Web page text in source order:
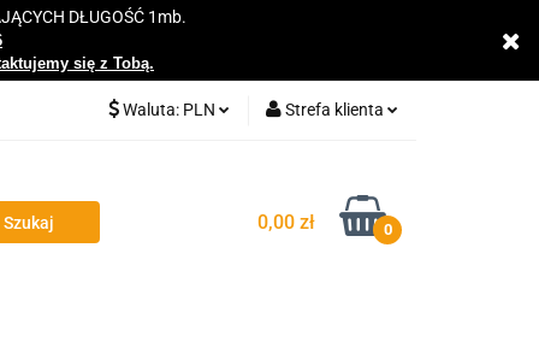
DŁUGOŚĆ 1mb.
się z Tobą.
Waluta: PLN Strefa klienta
Zarejestruj się
Dodaj zgłoszenie
0,00 zł 0